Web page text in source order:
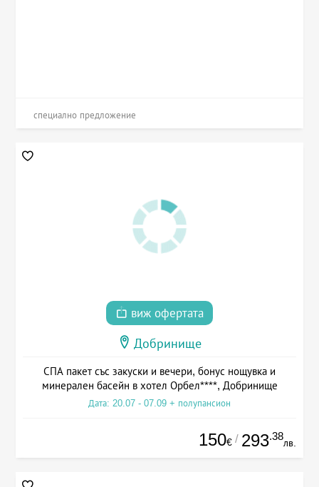
специално предложение
виж офертата
Добринище
СПА пакет със закуски и вечери, бонус нощувка и
минерален басейн в хотел Орбел****, Добринище
Дата: 20.07 - 07.09 + полупансион
150€ / 293.38
лв.